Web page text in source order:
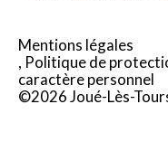
Mentions légales
Politique de
caractère personnel
©2026 Joué-Lès-